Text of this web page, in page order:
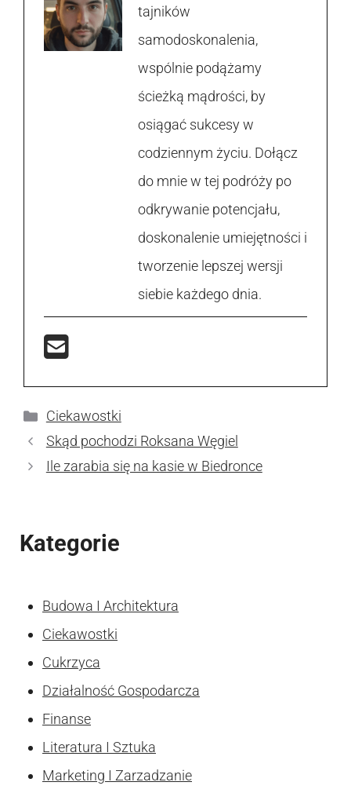
tajników
samodoskonalenia,
wspólnie podążamy
ścieżką mądrości, by
osiągać sukcesy w
codziennym życiu. Dołącz
do mnie w tej podróży po
odkrywanie potencjału,
doskonalenie umiejętności i
tworzenie lepszej wersji
siebie każdego dnia.
Kategorie
Ciekawostki
Skąd pochodzi Roksana Węgiel
Ile zarabia się na kasie w Biedronce
Kategorie
Budowa I Architektura
Ciekawostki
Cukrzyca
Działalność Gospodarcza
Finanse
Literatura I Sztuka
Marketing I Zarzadzanie